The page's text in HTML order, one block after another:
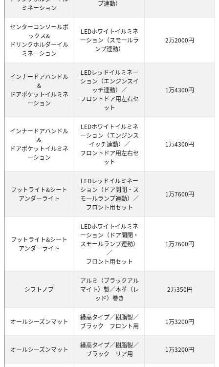
ミネーション
プ連動）
センターコンソールボ
ックス&
ドリンクホルダーイル
ミネーション
LEDホワイトイルミネ
ーション（スモールラ
ンプ連動）
2万2000円
インナードアハンドル
&
ドアポケットイルミネ
ーション
LEDレッドイルミネー
ション（エンジンスイ
ッチ連動）／
フロントドア用左右セ
ット
1万4300円
インナードアハンドル
&
ドアポケットイルミネ
ーション
LEDホワイトイルミネ
ーション（エンジンス
イッチ連動）／
フロントドア用左右セ
ット
1万4300円
フットライト&シート
アンダーライト
LEDレッドイルミネー
ション（ドア開閉・ス
モールランプ連動）／
フロント用セット
1万7600円
フットライト&シート
アンダーライト
LEDホワイトイルミネ
ーション（ドア開閉・
スモールランプ連動）
／
フロント用セット
1万7600円
シフトノブ
アルミ（ブラックアル
マイト）製／本革（レ
ッド）巻き
2万350円
オールシーズンマット
縁高タイプ／樹脂製／
ブラック フロント用
1万3200円
オールシーズンマット
縁高タイプ／樹脂製／
ブラック リア用
1万3200円